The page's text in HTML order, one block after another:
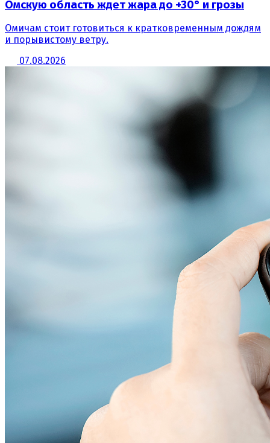
Омскую область ждет жара до +30° и грозы
Омичам стоит готовиться к кратковременным дождям
и порывистому ветру.
07.08.2026